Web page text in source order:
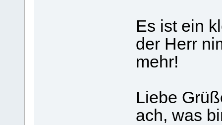
Es ist ein
der Herr
mehr!
Liebe
ach, was